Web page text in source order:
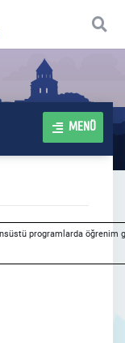
MENÜ
programlarda öğrenim